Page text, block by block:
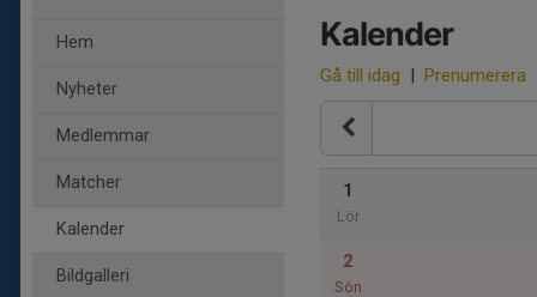
Hem
Nyheter
Medlemmar
Matcher
Kalender
Bildgalleri
Kalender
Gå till idag | Prenumerera
1
Lör
2
Sön